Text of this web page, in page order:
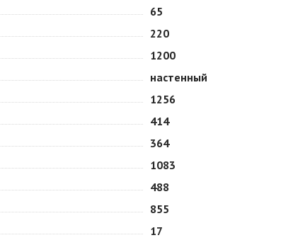
65
220
1200
настенный
1256
414
364
1083
488
855
17